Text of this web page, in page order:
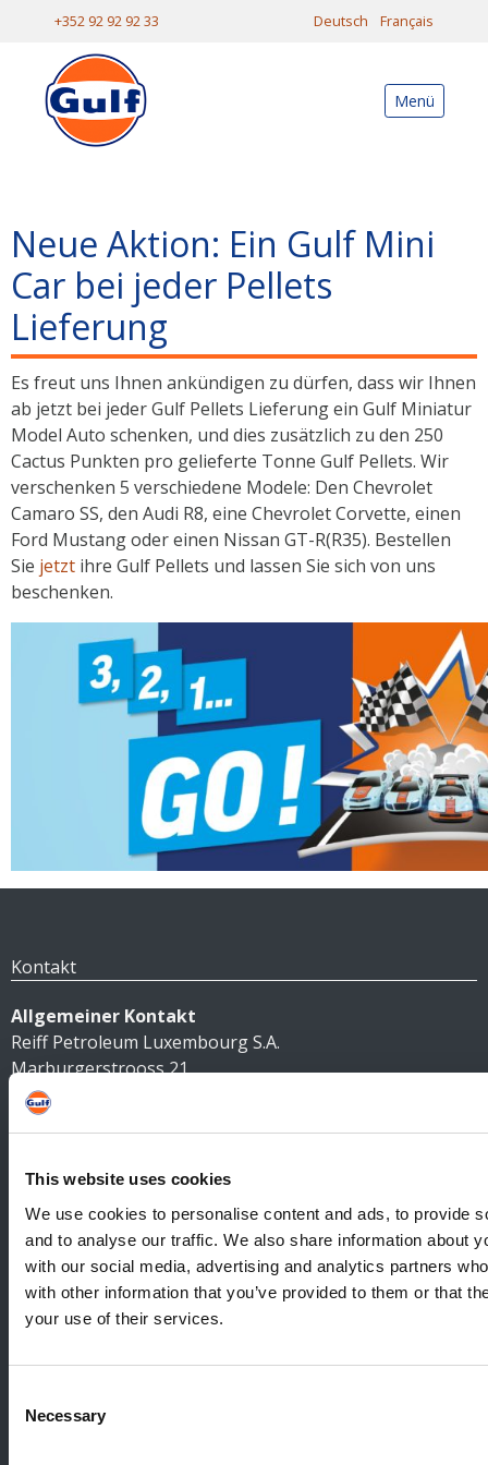
This website uses cookies
We use cookies to personalise content and ads, to provide
and to analyse our traffic. We also share information about
with our social media, advertising and analytics partners
with other information that you’ve provided to them or that
your use of their services.
Selection
Necessary
+352 92 92 92 33 Deutsch Français
Menü
Neue Aktion: Ein Gulf Mini
Car bei jeder Pellets
Lieferung
Es freut uns Ihnen ankündigen zu dürfen, dass wir Ihnen
ab jetzt bei jeder Gulf Pellets Lieferung ein Gulf Miniatur
Model Auto schenken, und dies zusätzlich zu den 250
Cactus Punkten pro gelieferte Tonne Gulf Pellets. Wir
verschenken 5 verschiedene Modele: Den Chevrolet
Camaro SS, den Audi R8, eine Chevrolet Corvette, einen
Ford Mustang oder einen Nissan GT-R(R35). Bestellen
Sie jetzt ihre Gulf Pellets und lassen Sie sich von uns
beschenken.
Kontakt
Allgemeiner Kontakt
Reiff Petroleum Luxembourg S.A.
Marburgerstrooss 21
9764 Marnach
Luxembourg
E-Mail:info@gulf.lu
Kontakt Tankstellen
CERTAS ENERGY LUXEMBOURG SARL
E-mail:CEL@certasretail.lu
Unternehmen
Pellets
Tankstellen